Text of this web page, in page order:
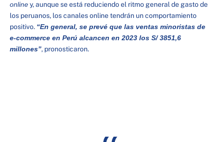
onliney, aunque se está reduciendo el ritmo general de gasto de
los peruanos, los canales online tendrán un comportamiento
positivo. “En general, se prevé que las ventas minoristas de
e-commerce en Perú alcancen en 2023 los S/ 3851,6
millones”, pronosticaron.